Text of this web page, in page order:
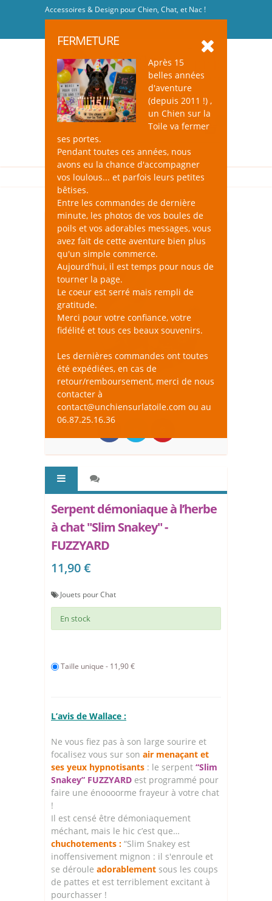
Accessoires & Design pour Chien, Chat, et Nac !
FERMETURE
Après 15
belles années
d'aventure
(depuis 2011 !) ,
un Chien sur la
Toile va fermer
ses portes.
Pendant toutes ces années, nous
avons eu la chance d'accompagner
vos loulous... et parfois leurs petites
bêtises.
Entre les commandes de dernière
minute, les photos de vos boules de
poils et vos adorables messages, vous
avez fait de cette aventure bien plus
qu'un simple commerce.
Aujourd'hui, il est temps pour nous de
tourner la page.
Le coeur est serré mais rempli de
gratitude.
Merci pour votre confiance, votre
fidélité et tous ces beaux souvenirs.
Les dernières commandes ont toutes
été expédiées, en cas de
retour/remboursement, merci de nous
contacter à
contact@unchiensurlatoile.com ou au
06.87.25.16.36
Serpent démoniaque à l’herbe
à chat "Slim Snakey" -
FUZZYARD
11,90 €
Jouets pour Chat
En stock
Taille unique - 11,90 €
L’avis de Wallace :
Ne vous fiez pas à son large sourire et
focalisez vous sur son air menaçant et
ses yeux hypnotisants : le serpent “Slim
Snakey” FUZZYARD est programmé pour
faire une énoooorme frayeur à votre chat
!
Il est censé être démoniaquement
méchant, mais le hic c’est que…
chuchotements : “Slim Snakey est
inoffensivement mignon : il s'enroule et
se déroule adorablement sous les coups
de pattes et est terriblement excitant à
pourchasser !